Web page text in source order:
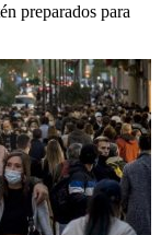
preparados para